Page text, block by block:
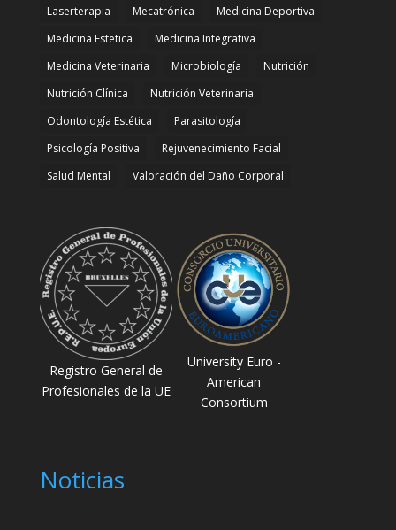
Laserterapia
Mecatrónica
Medicina Deportiva
Medicina Estetica
Medicina Integrativa
Medicina Veterinaria
Microbiología
Nutrición
Nutrición Clínica
Nutrición Veterinaria
Odontología Estética
Parasitología
Psicología Positiva
Rejuvenecimiento Facial
Salud Mental
Valoración del Daño Corporal
Registro General de
Profesionales de la UE
University Euro -
American
Consortium
Noticias